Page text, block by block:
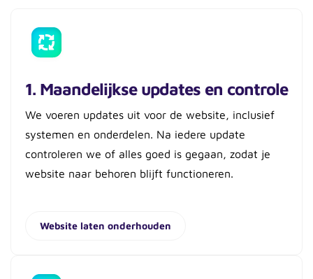
1. Maandelijkse updates en controle
We voeren updates uit voor de website, inclusief
systemen en onderdelen. Na iedere update
controleren we of alles goed is gegaan, zodat je
website naar behoren blijft functioneren.
Website laten onderhouden